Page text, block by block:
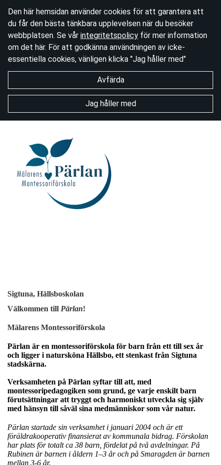
Den här hemsidan använder cookies för att garantera att
du får den bästa tänkbara upplevelsen när du besöker
webbplatsen. Se vår integritetspolicy för mer information
om det här. För att godkänna användningen av icke-
essentiella cookies, vänligen klicka "Jag håller med"
Avfärda
Jag håller med
Sigtuna, Hällsboskolan
Välkommen till Pärlan!
Mälarens Montessoriförskola
Pärlan är en montessoriförskola för barn från ett till sex år
och ligger i natursköna Hällsbo, ett stenkast från Sigtuna
stadskärna.
Verksamheten på Pärlan syftar till att, med
montessoripedagogiken som grund, ge varje enskilt barn
förutsättningar att tryggt och harmoniskt utveckla sig själv
med hänsyn till såväl sina medmänniskor som vår natur.
Pärlan startade sin verksamhet i januari 2004 och är ett
föräldrakooperativ finansierat av kommunala bidrag. Förskolan
har plats för totalt ca 38 barn, fördelat på två avdelningar. På
Rubinen är barnen i åldern 1–3 år och på Smaragden är barnen
mellan 3-6 år.